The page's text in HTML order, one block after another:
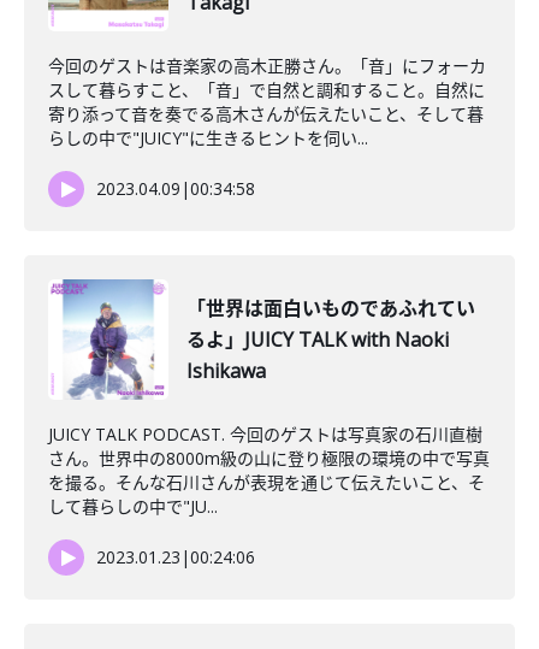
今回のゲストは音楽家の高木正勝さん。「音」にフォーカ
スして暮らすこと、「音」で自然と調和すること。自然に
寄り添って音を奏でる高木さんが伝えたいこと、そして暮
らしの中で"JUICY"に生きるヒントを伺い...
2023.04.09 |00:34:58
「世界は面白いものであふれてい
るよ」JUICY TALK with Naoki
Ishikawa
JUICY TALK PODCAST. 今回のゲストは写真家の石川直樹
さん。世界中の8000m級の山に登り極限の環境の中で写真
を撮る。そんな石川さんが表現を通じて伝えたいこと、そ
して暮らしの中で"JU...
2023.01.23 |00:24:06